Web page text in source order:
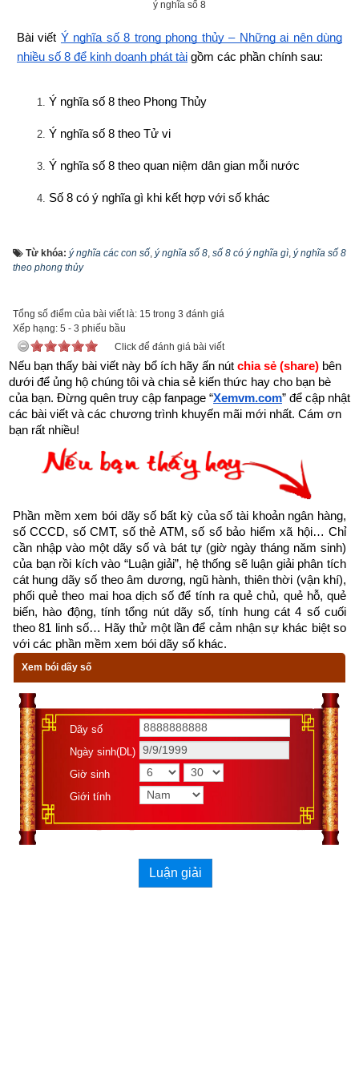
ý nghĩa số 8
Bài viết Ý nghĩa số 8 trong phong thủy – Những ai nên dùng
nhiều số 8 để kinh doanh phát tài gồm các phần chính sau:
Ý nghĩa số 8 theo Phong Thủy
Ý nghĩa số 8 theo Tử vi
Ý nghĩa số 8 theo quan niệm dân gian mỗi nước
Số 8 có ý nghĩa gì khi kết hợp với số khác
Cổ nhân rất coi trọng việc nghiên cứu những con số bởi nó
vật sinh ra đều gắn liền với các con số. Mỗi chúng ta sống
trong vạn vật cũng đều có các con số gắn với mình. Ngay từ
khi sinh ra vận mệnh của một người đã gắn liền Bát tự gồm
Giờ - Ngày – Tháng – Năm sinh của người đó được đo lường
bởi các con số. Rồi lớn lên các con số gắn theo chúng ta như
hình với bóng trong cuộc sống hàng ngày như số điện thoại,
biển số xe, biển số nhà, số tuổi, số quần áo, số giầy dép, số
sổ bảo hiểm, số tài khoản ngân hàng, số thẻ ATM…
ý nghĩa số 8
nhưng đều chỉ khai thác vài thông tin rời rạc đơn lẻ kiểu như
số 8 có nghĩa là phát, số 8 là số đẹp mang lại thuận lợi may
mắn mà ít phân tích ý nghĩa số 8 theo phong thủy. Rồi thì tùy
theo tôn giáo, văn hóa, dân tộc mà mỗi con số có ý nghĩa
riêng, đối với người này thì số này rất đẹp, còn với người
khác thì lại cho rất xấu. Vì thế tôi xin tổng hợp tất cả các quan
niệm về con số 8 theo tôn giáo, văn hóa, dân tộc và đặc biệt là
theo phong thủy để các bạn có được cái nhìn đa chiều về
chúng, từ đó biết được số 8 có hợp với mình hay không?
1. Bật mí ý nghĩa số 8 theo Phong Thủy
Từ khóa: ý nghĩa các con số, ý nghĩa số 8, số 8 có ý nghĩa gì, ý nghĩa số 8
theo phong thủy
Tổng số điểm của bài viết là: 15 trong 3 đánh giá
Xếp hạng: 5 - 3 phiếu bầu
Click để đánh giá bài viết
Nếu bạn thấy bài viết này bổ ích hãy ấn nút chia sẻ (share) bên
dưới để ủng hộ chúng tôi và chia sẻ kiến thức hay cho bạn bè
của bạn. Đừng quên truy cập fanpage “Xemvm.com” để cập nhật
các bài viết và các chương trình khuyến mãi mới nhất. Cám ơn
bạn rất nhiều!
Phần mềm xem bói dãy số bất kỳ của số tài khoản ngân hàng,
số CCCD, số CMT, số thẻ ATM, số sổ bảo hiểm xã hội… Chỉ
cần nhập vào một dãy số và bát tự (giờ ngày tháng năm sinh)
của bạn rồi kích vào “Luận giải”, hệ thống sẽ luận giải phân tích
cát hung dãy số theo âm dương, ngũ hành, thiên thời (vận khí),
phối quẻ theo mai hoa dịch số để tính ra quẻ chủ, quẻ hỗ, quẻ
biến, hào động, tính tổng nút dãy số, tính hung cát 4 số cuối
theo 81 linh số… Hãy thử một lần để cảm nhận sự khác biệt so
với các phần mềm xem bói dãy số khác.
Xem bói dãy số
Dãy số
Ngày sinh(DL)
Giờ sinh
Giới tính
Luận giải